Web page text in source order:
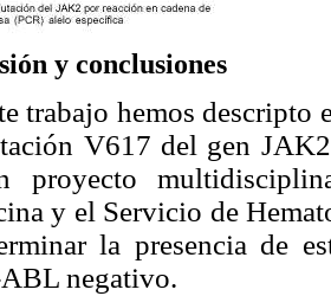
y conclusiones
trabajo hemos descripto
V617 del gen
proyecto
y el Servicio de
la presencia de
negativo.